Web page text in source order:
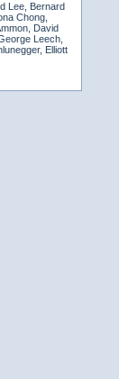
Lee, Bernard
Chong,
David
Leech,
Elliott